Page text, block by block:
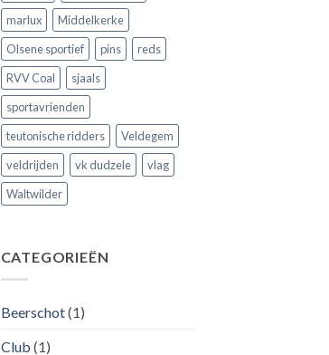
marlux
Middelkerke
Olsene sportief
pins
reds
RVV Coal
sjaals
sportavrienden
teutonische ridders
Veldegem
veldrijden
vk dudzele
vlag
Waltwilder
CATEGORIEËN
Beerschot(1)
Club (1)